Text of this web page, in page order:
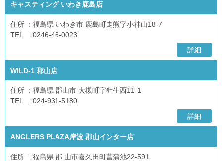
キャスティング いわき鹿島店
住所
福島県 いわき市 鹿島町走熊字小神山18-7
TEL
0246-46-0023
詳細
WILD-1 郡山店
住所
福島県 郡山市 大槻町字針生西11-1
TEL
024-931-5180
詳細
ANGLERS PLAZA岸波 郡山インター店
住所
福島県 郡 山市喜久田町菖蒲池22-591